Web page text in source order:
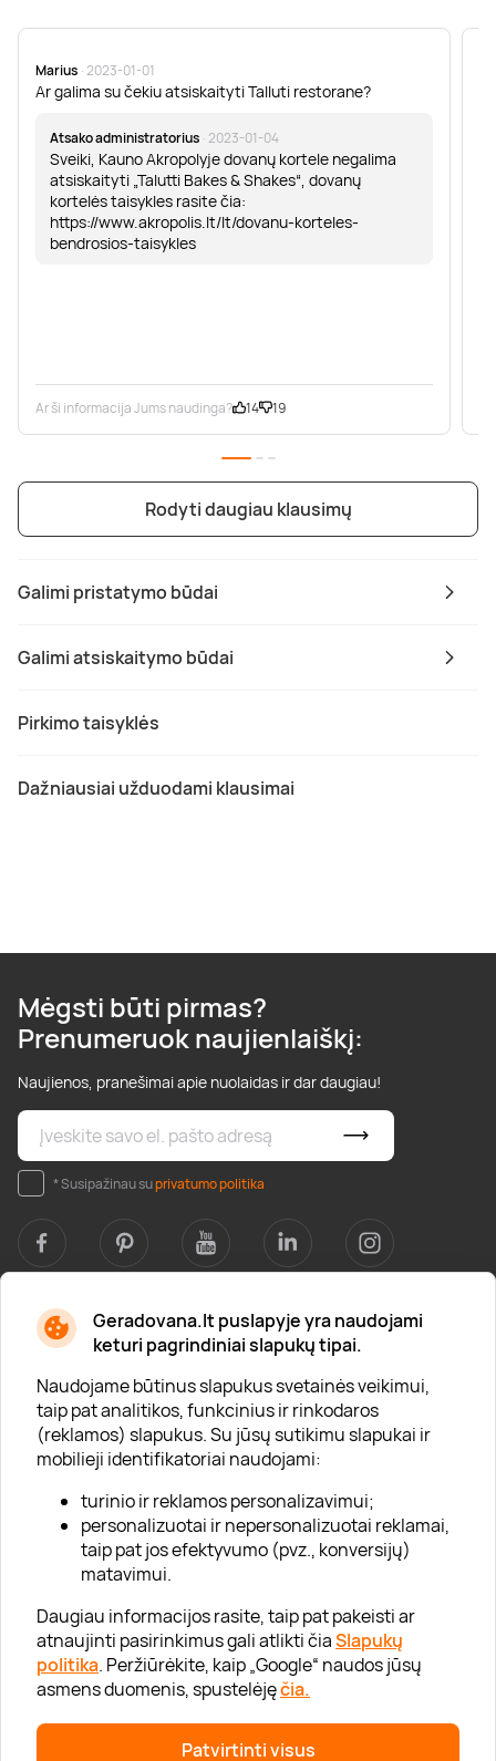
Geradovana.lt puslapyje yra naudojami
keturi pagrindiniai slapukų tipai.
Naudojame būtinus slapukus svetainės veikimui,
taip pat analitikos, funkcinius ir rinkodaros
(reklamos) slapukus. Su jūsų sutikimu slapukai ir
mobilieji identifikatoriai naudojami:
turinio ir reklamos personalizavimui;
personalizuotai ir nepersonalizuotai reklamai,
taip pat jos efektyvumo (pvz., konversijų)
matavimui.
Daugiau informacijos rasite, taip pat pakeisti ar
atnaujinti pasirinkimus gali atlikti čiaSlapukų
politika. Peržiūrėkite, kaip „Google“ naudos jūsų
asmens duomenis, spustelėjęčia.
Patvirtinti visus
Galimi pristatymo būdai
Galimi atsiskaitymo būdai
Pirkimo taisyklės
Dažniausiai užduodami klausimai
Marius · 2023-01-01
Ar galima su čekiu atsiskaityti Talluti restorane?
Atsako administratorius · 2023-01-04
Sveiki, Kauno Akropolyje dovanų kortele negalima
atsiskaityti „Talutti Bakes & Shakes“, dovanų
kortelės taisykles rasite čia:
https://www.akropolis.lt/lt/dovanu-korteles-
bendrosios-taisykles
Ar ši informacija Jums naudinga? 14 19
Rodyti daugiau klausimų
Mėgsti būti pirmas?
Prenumeruok naujienlaiškį:
Naujienos, pranešimai apie nuolaidas ir dar daugiau!
* Susipažinau suprivatumo politika
Apie mus
Apie „Gera Dovana“
Lojalumo klubas
Karjera
Visi partneriai
Kontaktai
Tinklaraštis
Informacija